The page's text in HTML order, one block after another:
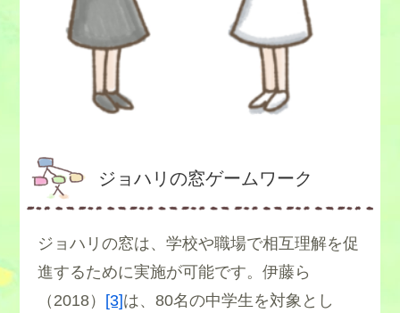
・ツールを使う
・動画で客観視してみる
ジョハリの窓ゲームワーク
ジョハリの窓は、学校や職場で相互理解を促
進するために実施が可能です。伊藤ら
（2018） [3]は、80名の中学生を対象とし